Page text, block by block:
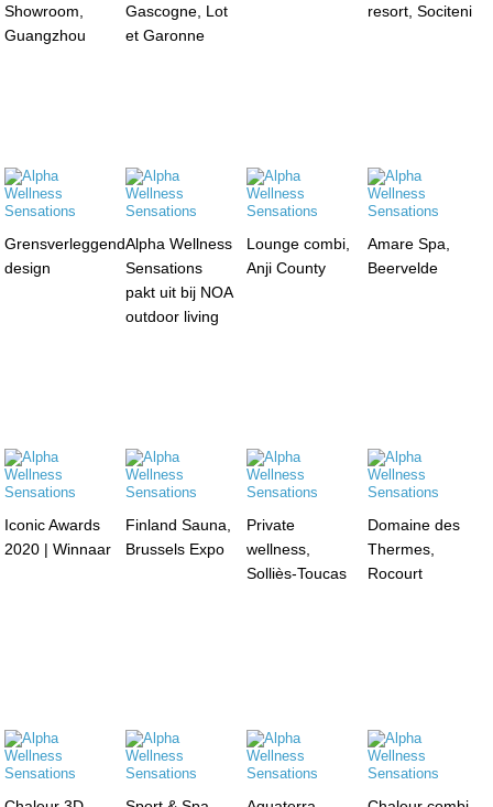
Showroom,
Guangzhou
Gascogne, Lot
et Garonne
resort, Sociteni
Grensverleggend
design
Alpha Wellness
Sensations
pakt uit bij NOA
outdoor living
Lounge combi,
Anji County
Amare Spa,
Beervelde
Iconic Awards
2020 | Winnaar
Finland Sauna,
Brussels Expo
Private
wellness,
Solliès-Toucas
Domaine des
Thermes,
Rocourt